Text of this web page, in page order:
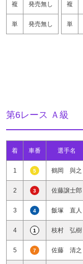
複 発売無し
単 発売無し
複
単
第6レース Ａ級
着 車番 選手名
1 5 鶴岡 與之
2 3 佐藤譲士郎
3 4 飯塚 直人
4 1 枝村 弘樹
5 7 佐藤 清之